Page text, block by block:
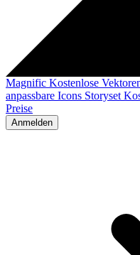
Magnific Kostenlose
anpassbare Icons Storyset
Preise
Anmelden